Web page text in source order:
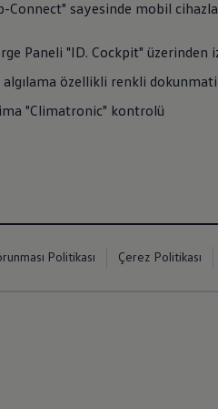
Connect" sayesinde mobil
Paneli "ID. Cockpit" üzerinden
özellikli renkli
"Climatronic" kontrolü
Politikası Çerez Politikası